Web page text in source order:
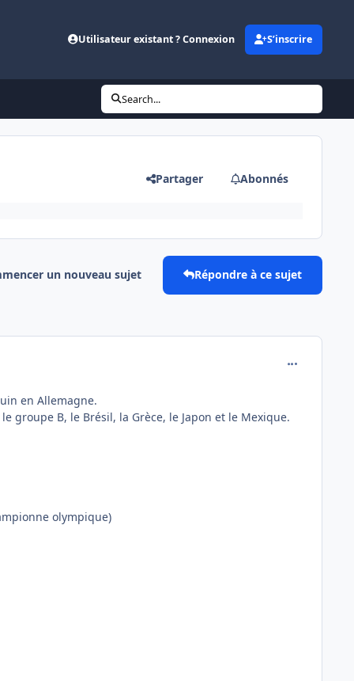
Utilisateur existant ? Connexion S’inscrire
Search...
Partager Abonnés
un nouveau sujet Répondre à ce sujet
en Allemagne.
groupe B, le Brésil, la Grèce, le Japon et le Mexique.
olympique)